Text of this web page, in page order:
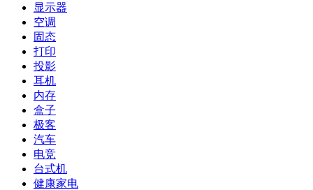
显示器
空调
固态
打印
投影
耳机
内存
盒子
极客
汽车
电竞
台式机
健康家电